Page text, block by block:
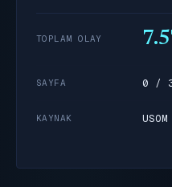
TOPLAM OLAY
SAYFA 0 /
KAYNAK